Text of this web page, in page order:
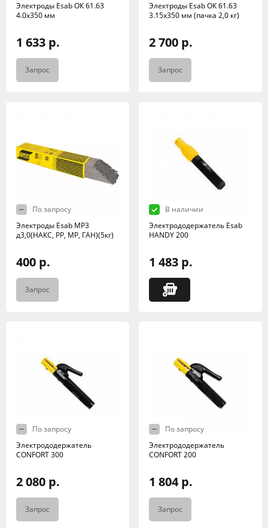
Электроды Esab ОК 61.63
4.0х350 мм
1 633 р.
Запрос
Электроды Esab ОК 61.63
3.15х350 мм (пачка 2,0 кг)
2 700 р.
Запрос
По запросу
Электроды Esab МР3
д3,0(НАКС, РР, МР, ГАН)(5кг)
400 р.
Запрос
В наличии
Электрододержатель Esab
HANDY 200
1 483 р.
По запросу
Электрододержатель
CONFORT 300
2 080 р.
Запрос
По запросу
Электрододержатель
CONFORT 200
1 804 р.
Запрос